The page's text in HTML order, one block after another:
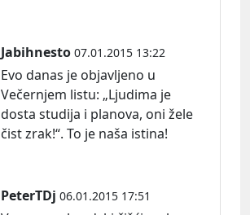
Jabihnesto 07.01.2015 13:22
Evo danas je objavljeno u
Večernjem listu: „Ljudima je
dosta studija i planova, oni žele
čist zrak!“. To je naša istina!
PeterTDj 06.01.2015 17:51